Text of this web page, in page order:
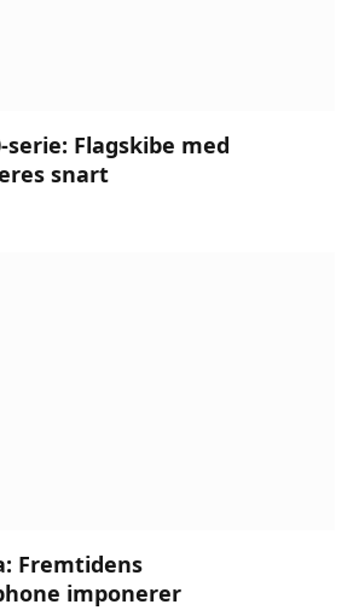
serie: Flagskibe med
snart
Fremtidens
imponerer